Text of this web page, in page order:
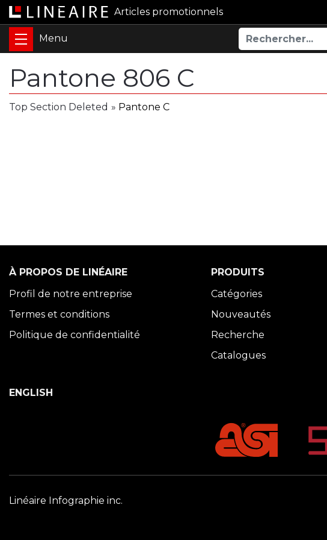
Articles promotionnels
Pantone 806 C
Top Section Deleted » Pantone C
À PROPOS DE LINÉAIRE
Profil de notre entreprise
Termes et conditions
Politique de confidentialité
PRODUITS
Catégories
Nouveautés
Recherche
Catalogues
ENGLISH
Linéaire Infographie inc.